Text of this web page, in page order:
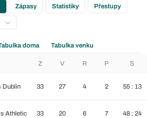
Zápasy Statistiky Přestupy
doma Tabulka venku
Z V R P S
Dublin 33 27 4 2 55 : 13
Athletic 33 20 6 7 48 : 24